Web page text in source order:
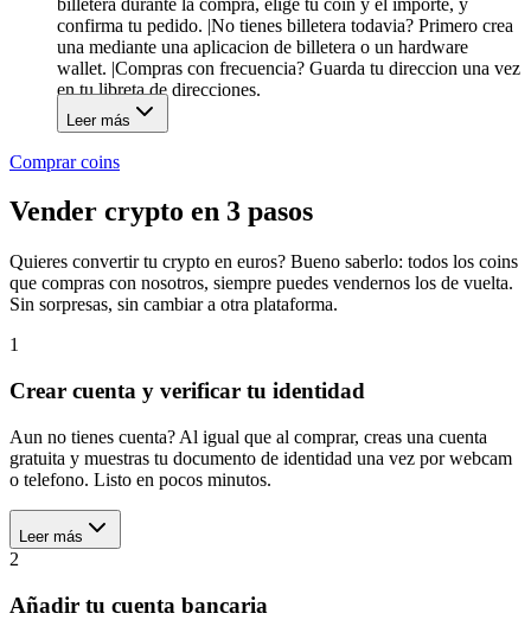
confirma tu pedido. |No tienes billetera todavia? Primero crea
una mediante una aplicacion de billetera o un hardware
wallet. |Compras con frecuencia? Guarda tu direccion una vez
en tu libreta de direcciones.
Leer más
Comprar coins
Vender crypto en 3 pasos
Quieres convertir tu crypto en euros? Bueno saberlo: todos los coins
que compras con nosotros, siempre puedes vendernos los de vuelta.
Sin sorpresas, sin cambiar a otra plataforma.
1
Crear cuenta y verificar tu identidad
Aun no tienes cuenta? Al igual que al comprar, creas una cuenta
gratuita y muestras tu documento de identidad una vez por webcam
o telefono. Listo en pocos minutos.
Leer más
2
Añadir tu cuenta bancaria